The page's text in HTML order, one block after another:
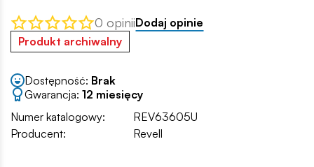
0 opiniiDodaj opinie
Produkt archiwalny
Dostępność: Brak
Gwarancja: 12 miesięcy
Numer katalogowy:
REV63605U
Producent:
Revell